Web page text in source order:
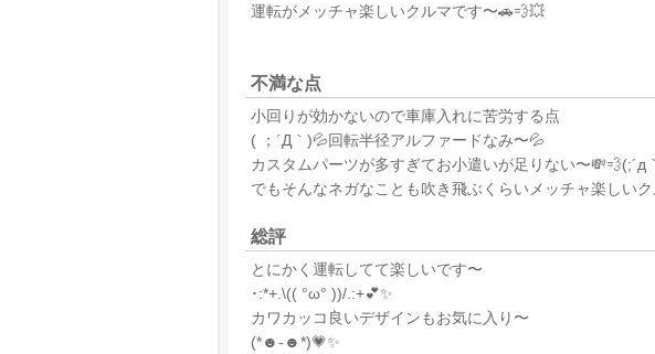
運転がメッチャ楽しいクルマです〜🚗💨💥
不満な点
小回りが効かないので車庫入れに苦労する点
( ；´Д｀)💦回転半径アルファードなみ〜💦
カスタムパーツが多すぎてお小遣いが足りない〜💸💨(;´д
でもそんなネガなことも吹き飛ぶくらいメッチャ楽しい
総評
とにかく運転してて楽しいです〜
･:*+.\(( °ω° ))/.:+💕✨
カワカッコ良いデザインもお気に入り〜
(*☻-☻*)💗✨